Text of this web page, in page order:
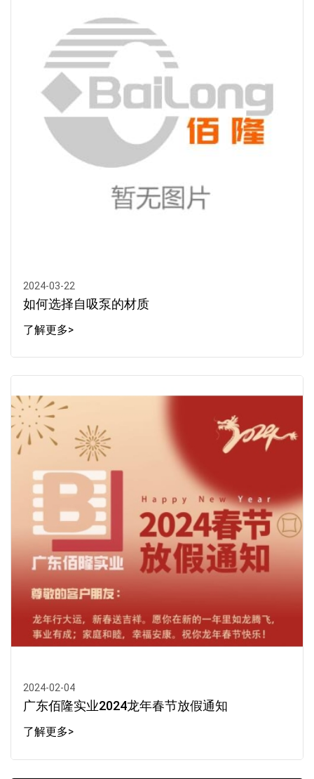
2024-03-22
如何选择自吸泵的材质
了解更多>
2024-02-04
广东佰隆实业2024龙年春节放假通知
了解更多>